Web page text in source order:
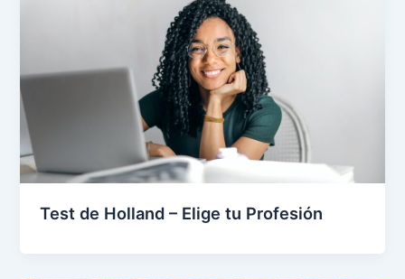
Test de Holland – Elige tu Profesión